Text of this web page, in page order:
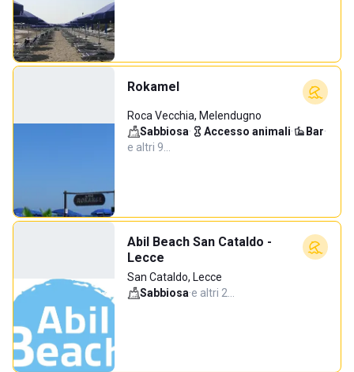
Rokamel
Roca Vecchia, Melendugno
Sabbiosa· Accesso animali· Bar·
e altri 9…
Abil Beach San Cataldo -
Lecce
San Cataldo, Lecce
Sabbiosa·e altri 2…